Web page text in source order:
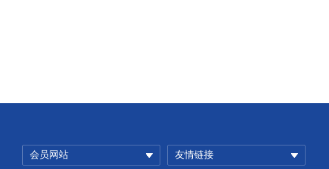
会员网站 友情链接